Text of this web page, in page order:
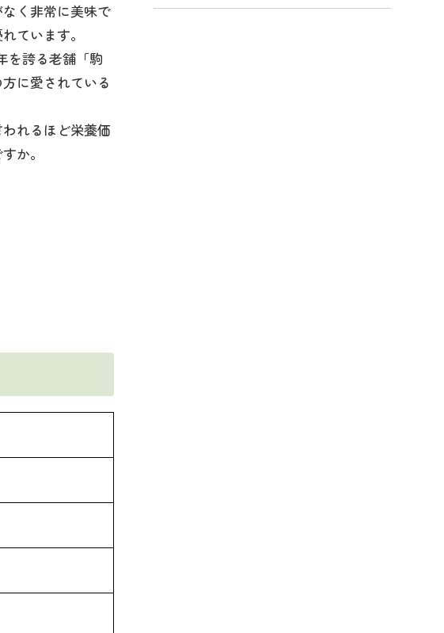
く非常に美味で
ています。
を誇る老舗「駒
に愛されている
れるほど栄養価
か。